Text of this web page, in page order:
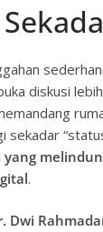
diskusi
sekadar
.
Dwi